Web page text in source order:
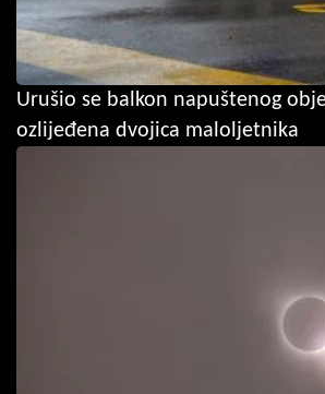
Urušio se balkon napuštenog
ozlijeđena dvojica maloljetnika